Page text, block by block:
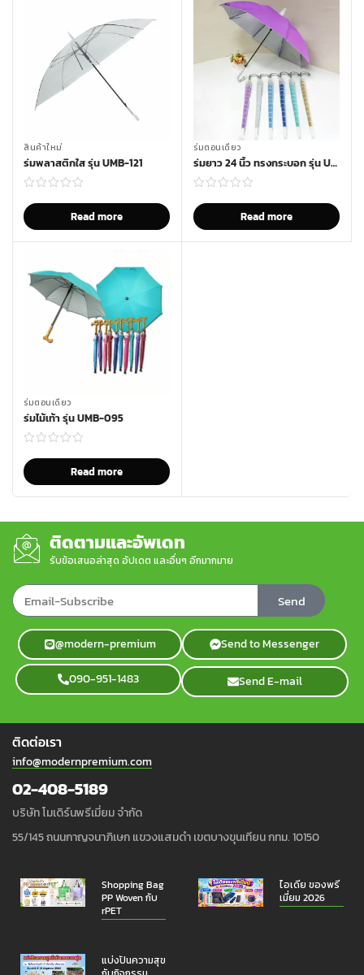
สินค้าใหม่
ร่มพลาสติกใส รุ่น UMB-121
Read more
ร่มตอนเดียว
ร่มยาว 24 นิ้ว ทรงกระบอก รุ่น UMB-0024
Read more
ร่มตอนเดียว
ร่มไม้เท้า รุ่น UMB-095
Read more
ติดตามและอัพเดท
รับข้อเสนอล่าสุด อัปเดต และอื่นๆ อีกมากมาย
Send
@modern-premium Send to Messenger
090-951-1483 Send E-mail
ติดต่อเรา
info@modernpremium.com
02-408-5189
บริษัท โมเดิร์นพรีเมี่ยม จำกัด
55/145 ถนนกาญจนาภิเษก แขวงแสมดำ เขตบางขุนเทียน กทม. 10150
Shopping Bag
PP Woven กับ
rPET
ไอเดีย ของพรี
เมี่ยม 2026
แบ่งปันความสุข